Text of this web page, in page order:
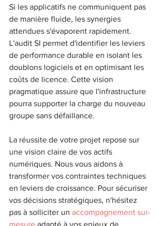
Si les applicatifs ne communiquent pas
de manière fluide, les synergies
attendues s'évaporent rapidement.
L'audit SI permet d'identifier les leviers
de performance durable en isolant les
doublons logiciels et en optimisant les
coûts de licence. Cette vision
pragmatique assure que l'infrastructure
pourra supporter la charge du nouveau
groupe sans défaillance.
La réussite de votre projet repose sur
une vision claire de vos actifs
numériques. Nous vous aidons à
transformer vos contraintes techniques
en leviers de croissance. Pour sécuriser
vos décisions stratégiques, n'hésitez
pas à solliciter un accompagnement sur-